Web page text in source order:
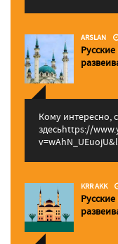
ARSLAN
Кому интересно,
здесьhttps://
KRR AKK